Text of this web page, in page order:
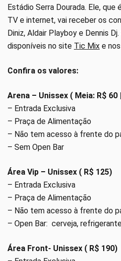
Estádio Serra Dourada. Ele,
TV e internet, vai receber os
Diniz, Aldair Playboy e Dennis
disponíveis no site Tic Mix e
Confira os valores:
Arena – Unissex ( Meia: R$ 60
– Entrada Exclusiva
– Praça de Alimentação
– Não tem acesso à frente do
– Sem Open Bar
Área Vip – Unissex ( R$ 125)
– Entrada Exclusiva
– Praça de Alimentação
– Não tem acesso à frente do
– Open Bar: cerveja,
Área Front- Unissex ( R$ 190)